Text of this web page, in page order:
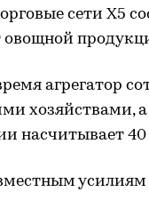
сети X5
овощной
агрегатор
хозяйствами,
насчитывает 40